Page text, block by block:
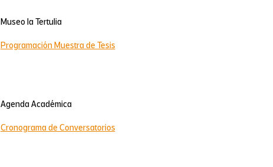
Museo la Tertulia
Programación Muestra de Tesis
Agenda Académica
Cronograma de Conversatorios